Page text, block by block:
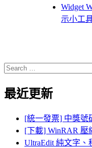
Widget
示小工
Search
for:
最近更新
[統一發票] 中獎號
[下載] WinRAR 壓
UltraEdit 純文字、